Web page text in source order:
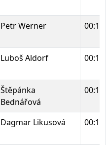
Petr Werner
Luboš Aldorf
Štěpánka
Bednářová
Dagmar Likusová